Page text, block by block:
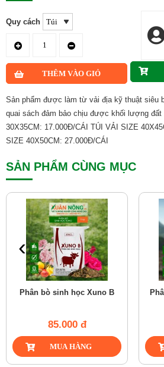
Quy cách
Sản phẩm được làm từ vải địa kỹ thuật siêu
quai sách đảm bảo chịu được khối lượng
30X35CM: 17.000Đ/CÁI TÚI VẢI SIZE
SIZE 40X50CM: 27.000Đ/CÁI
SẢN PHẨM CÙNG MỤC
Phân bò sinh học Xuno B
85.000 đ
‹